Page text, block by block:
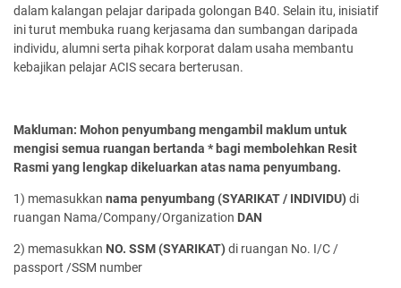
dalam kalangan pelajar daripada golongan B40. Selain itu, inisiatif
ini turut membuka ruang kerjasama dan sumbangan daripada
individu, alumni serta pihak korporat dalam usaha membantu
kebajikan pelajar ACIS secara berterusan.
Makluman: Mohon penyumbang mengambil maklum untuk
mengisi semua ruangan bertanda * bagi membolehkan Resit
Rasmi yang lengkap dikeluarkan atas nama penyumbang.
1) memasukkan nama penyumbang (SYARIKAT / INDIVIDU)di
ruangan Nama/Company/Organization DAN
2) memasukkan NO. SSM (SYARIKAT)di ruangan No. I/C /
passport /SSM number